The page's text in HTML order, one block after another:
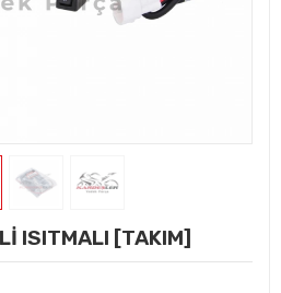
ISITMALI [TAKIM]